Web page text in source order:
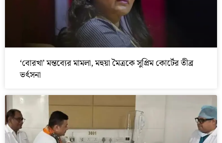
‘বোরখা’ মন্তব্যের মামলা, মহুয়া মৈত্রকে সুপ্রিম কোর্টের তীব্র
ভর্ৎসনা